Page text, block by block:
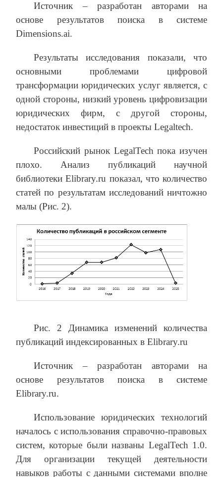
Источник – разработан авторами на
основе результатов поиска в системе
Dimensions.ai.
Результаты исследования показали, что
основными проблемами цифровой
трансформации юридических услуг является, с
одной стороны, низкий уровень цифровизации
юридических фирм, с другой стороны,
недостаток инвестиций в проекты Legaltech.
Российский рынок LegalTech пока изучен
плохо. Анализ публикаций научной
библиотеки Elibrary.ru показал, что количество
статей по результатам исследований ничтожно
малы (Рис. 2).
Рис. 2 Динамика изменений количества
публикаций индексированных в Elibrary.ru
Источник – разработан авторами на
основе результатов поиска в системе
Elibrary.ru.
Использование юридических технологий
началось с использования справочно-правовых
систем, которые были названы LegalTech 1.0.
Для организации текущей деятельности
навыков работы с данными системами вполне